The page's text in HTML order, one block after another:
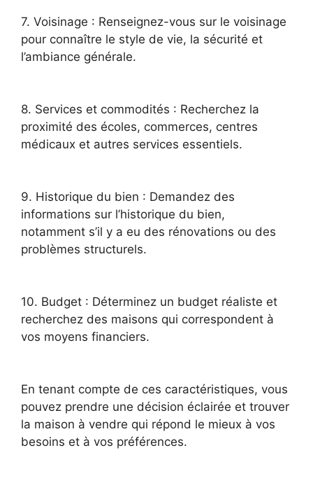
7. Voisinage : Renseignez-vous sur le voisinage
pour connaître le style de vie, la sécurité et
l’ambiance générale.
8. Services et commodités : Recherchez la
proximité des écoles, commerces, centres
médicaux et autres services essentiels.
9. Historique du bien : Demandez des
informations sur l’historique du bien,
notamment s’il y a eu des rénovations ou des
problèmes structurels.
10. Budget : Déterminez un budget réaliste et
recherchez des maisons qui correspondent à
vos moyens financiers.
En tenant compte de ces caractéristiques, vous
pouvez prendre une décision éclairée et trouver
la maison à vendre qui répond le mieux à vos
besoins et à vos préférences.